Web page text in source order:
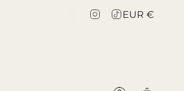
Instagram
TikTokEUR €